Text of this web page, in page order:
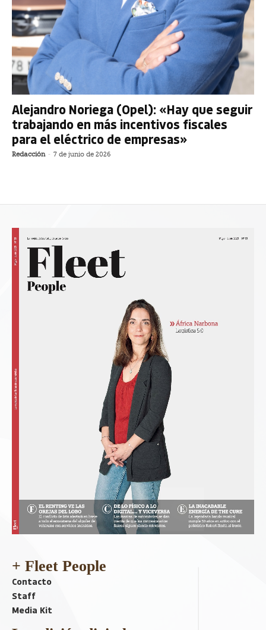
Alejandro Noriega (Opel): «Hay que seguir
trabajando en más incentivos fiscales
para el eléctrico de empresas»
Redacción - 7 de junio de 2026
+ Fleet People
Contacto
Staff
Media Kit